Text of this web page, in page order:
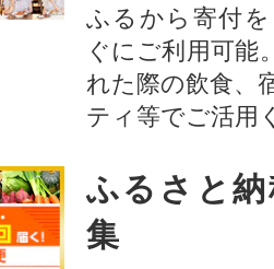
ふるから寄付
ぐにご利用可能
れた際の飲食、
ティ等でご活用
ふるさと
集